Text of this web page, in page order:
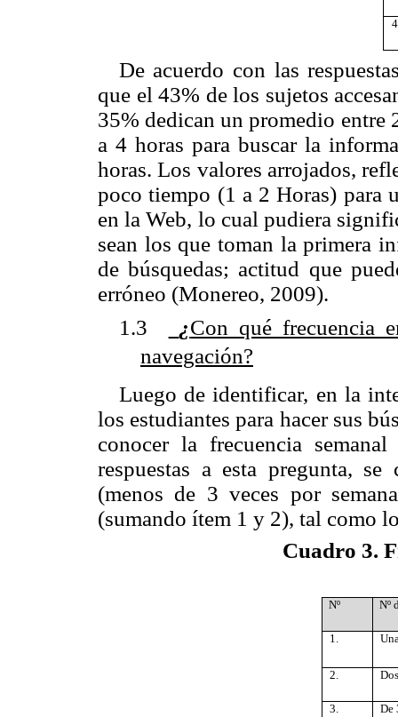
De acuerdo con las
que el 43% de los sujetos
35% dedican un promedio entre
a 4 horas para buscar la
horas. Los valores arrojados,
poco tiempo (1 a 2 Horas) para
en la Web, lo cual pudiera
sean los que toman la primera
de búsquedas; actitud que
erróneo (Monereo, 2009).
1.3
¿Con qué frecuencia
navegación?
Luego de identificar, en la
los estudiantes para hacer sus
conocer la frecuencia
respuestas a esta pregunta, se
(menos de 3 veces por
(sumando ítem 1 y 2), tal como
Cuadro 3.
Nº Nº
1.
2.
3. De